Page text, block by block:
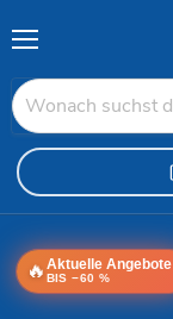
🔥 Aktuelle Angebote
BIS −60 %